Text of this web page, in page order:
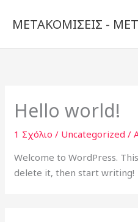
στοΜΕΤΑΚΟΜΙΣΕΙΣ -
Hello world!
1 Σχόλιο / Uncategorized /
Welcome to WordPress.
delete it, then start writing!